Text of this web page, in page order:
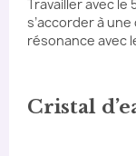
Travailler avec le
s’accorder à
résonance avec
Cristal